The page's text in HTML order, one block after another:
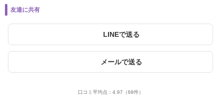
友達に共有
LINEで送る
メールで送る
口コミ平均点： 4.97 （68件）